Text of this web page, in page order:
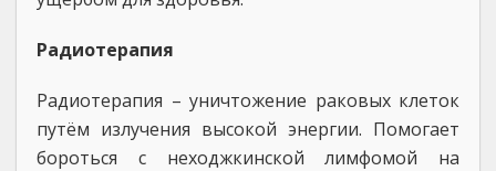
Радиотерапия
Радиотерапия – уничтожение раковых клеток
путём излучения высокой энергии. Помогает
бороться с неходжкинской лимфомой на